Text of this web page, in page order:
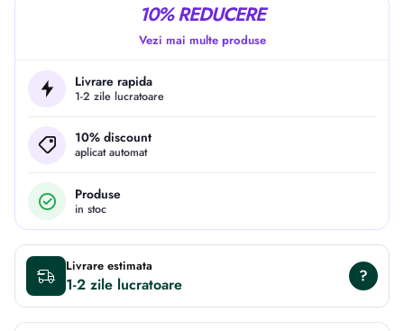
10% REDUCERE
Vezi mai multe produse
Livrare rapida
1-2 zile lucratoare
10% discount
aplicat automat
Produse
in stoc
Livrare estimata
1-2 zile ?